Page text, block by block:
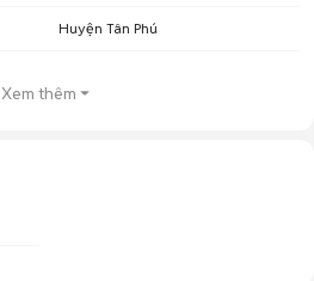
Huyện Tân Phú
Xem thêm